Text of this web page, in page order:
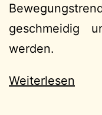
geschmeidig
werden.
Weiterlesen